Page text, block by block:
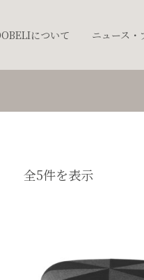
について ニュース・
全5件を表示